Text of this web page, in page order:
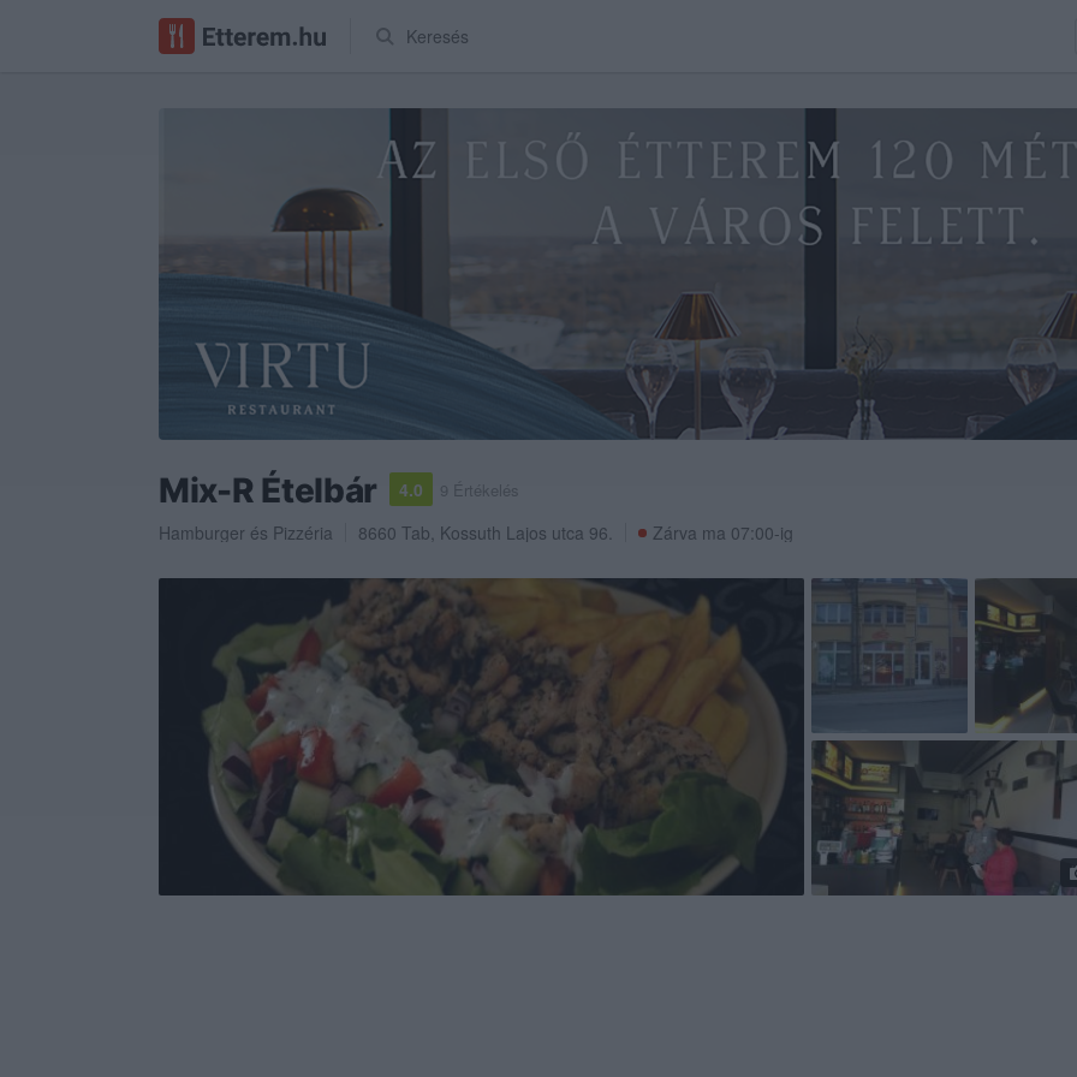
Keresés
Mix-R Ételbár 4.0 9 Értékelés
Hamburger és Pizzéria 8660 Tab, Kossuth Lajos utca 96. Zárva ma 07:00-ig